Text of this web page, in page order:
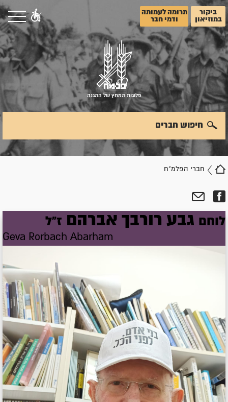
ביקור
במוזיאון
תרומה לעמותה
ודמי חבר
פלוגות המחץ של ההגנה
חברי הפלמ"ח
חיפוש חברים
לוחם גבע רורבך אברהם ז"ל
Geva Rorbach Abarham